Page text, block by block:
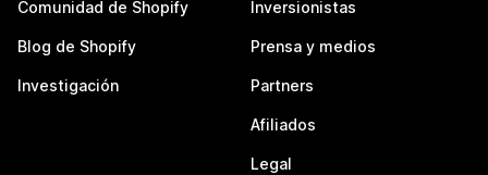
Comunidad de Shopify
Blog de Shopify
Investigación
Inversionistas
Prensa y medios
Partners
Afiliados
Legal